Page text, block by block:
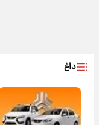
داغ